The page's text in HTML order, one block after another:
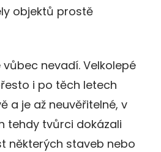
objektů prostě
nevadí. Velkolepé
i po těch letech
a je až neuvěřitelné, v
tehdy tvůrci dokázali
některých staveb nebo